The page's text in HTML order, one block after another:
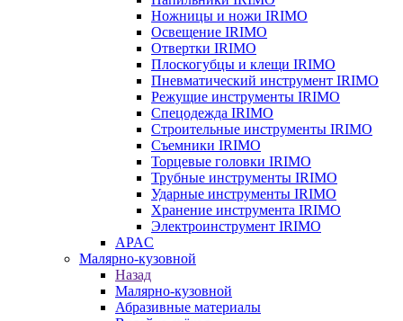
Ножницы и ножи IRIMO
Освещение IRIMO
Отвертки IRIMO
Плоскогубцы и клещи IRIMO
Пневматический инструмент IRIMO
Режущие инструменты IRIMO
Спецодежда IRIMO
Строительные инструменты IRIMO
Съемники IRIMO
Торцевые головки IRIMO
Трубные инструменты IRIMO
Ударные инструменты IRIMO
Хранение инструмента IRIMO
Электроинструмент IRIMO
APAC
Малярно-кузовной
Назад
Малярно-кузовной
Абразивные материалы